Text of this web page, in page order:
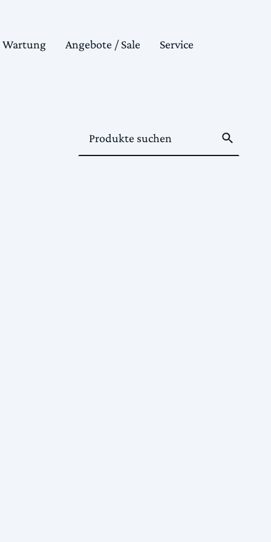
Wartung Angebote / Sale Service